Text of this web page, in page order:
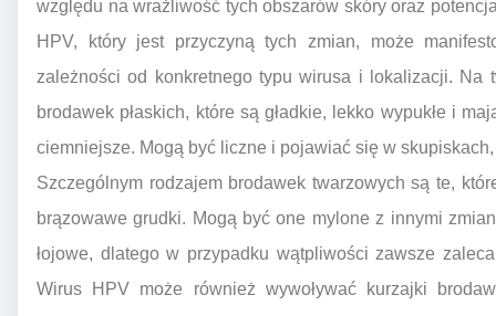
względu na wrażliwość tych obszarów skóry oraz
HPV, który jest przyczyną tych zmian, może
zależności od konkretnego typu wirusa i lokalizacji. Na
brodawek płaskich, które są gładkie, lekko wypukłe i
ciemniejsze. Mogą być liczne i pojawiać się w
Szczególnym rodzajem brodawek twarzowych są te,
brązowawe grudki. Mogą być one mylone z innymi
łojowe, dlatego w przypadku wątpliwości zawsze
Wirus HPV może również wywoływać kurzajki